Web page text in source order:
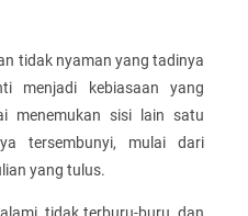
tidak nyaman yang tadinya
menjadi kebiasaan yang
menemukan sisi lain satu
tersembunyi, mulai dari
yang tulus.